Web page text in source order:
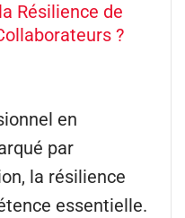
Résilience de
?
en
par
la résilience
essentielle.